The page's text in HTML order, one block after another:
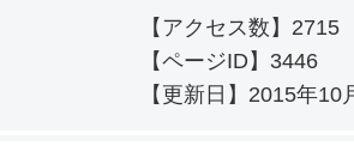
【アクセス数】 2715
【ページID】 3446
【更新日】 2015年10